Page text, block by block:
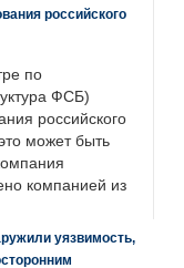
российского
по
ФСБ)
российского
может быть
компанией из
уязвимость,